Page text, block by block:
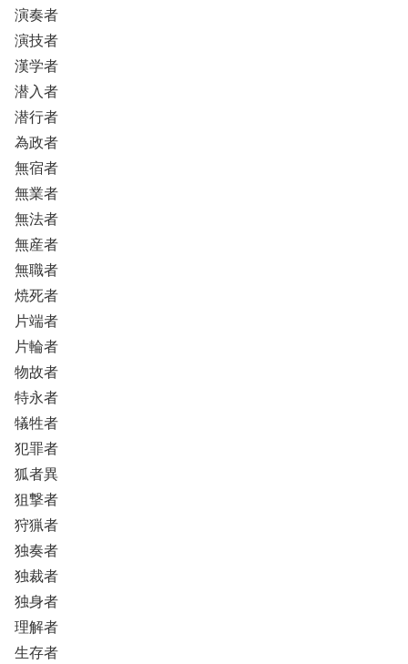
演奏者
演技者
漢学者
潜入者
潜行者
為政者
無宿者
無業者
無法者
無産者
無職者
焼死者
片端者
片輪者
物故者
特永者
犠牲者
犯罪者
狐者異
狙撃者
狩猟者
独奏者
独裁者
独身者
理解者
生存者